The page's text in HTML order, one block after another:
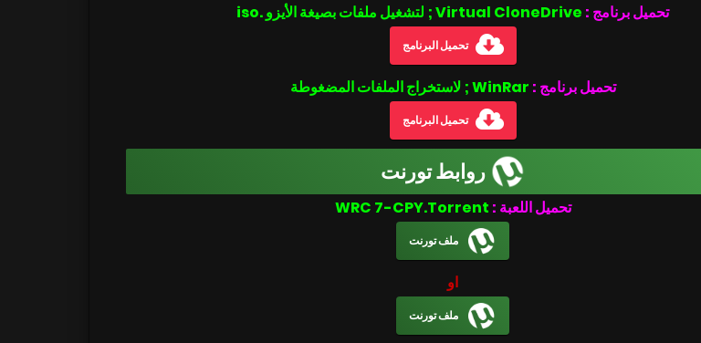
تحميل برنامج : Virtual CloneDrive ; لتشغيل ملفات بصيغة الأيزو .iso
تحميل البرنامج
تحميل برنامج : WinRar ; لاستخراج الملفات المضغوطة
تحميل البرنامج
روابط تورنت
تحميل اللعبة :
ملف تورنت
او
ملف تورنت